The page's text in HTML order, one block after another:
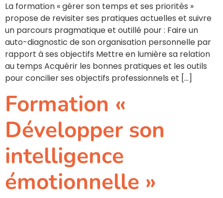
La formation « gérer son temps et ses priorités »
propose de revisiter ses pratiques actuelles et suivre
un parcours pragmatique et outillé pour : Faire un
auto-diagnostic de son organisation personnelle par
rapport à ses objectifs Mettre en lumière sa relation
au temps Acquérir les bonnes pratiques et les outils
pour concilier ses objectifs professionnels et […]
Formation «
Développer son
intelligence
émotionnelle »